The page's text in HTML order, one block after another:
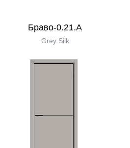
Браво-0.21.А
Grey Silk